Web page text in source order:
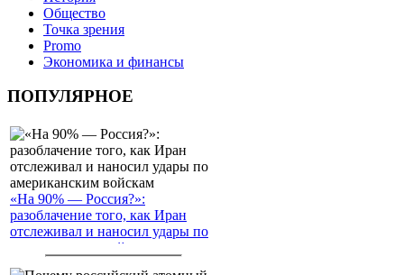
Общество
Точка зрения
Promo
Экономика и финансы
ПОПУЛЯРНОЕ
«На 90% — Россия?»:
разоблачение того, как Иран
отслеживал и наносил удары по
американским войскам